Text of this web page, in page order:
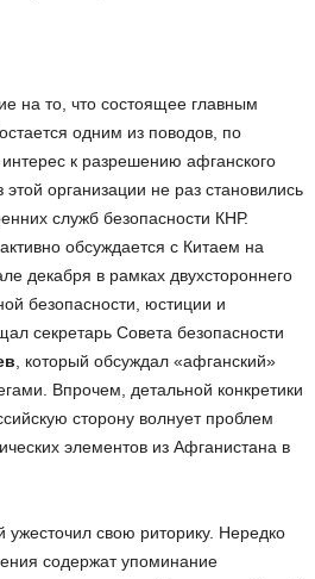
на то, что состоящее главным
одним из поводов, по
к разрешению афганского
организации не раз становились
служб безопасности КНР.
обсуждается с Китаем на
декабря в рамках двухстороннего
безопасности, юстиции и
секретарь Совета безопасности
, который обсуждал «афганский»
Впрочем, детальной конкретики
сторону волнует проблем
элементов из Афганистана в
свою риторику. Нередко
содержат упоминание